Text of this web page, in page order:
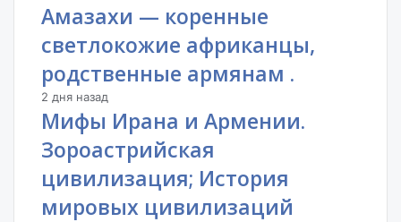
Амазахи — коренные
светлокожие африканцы,
родственные армянам .
2 дня назад
Мифы Ирана и Армении.
Зороастрийская
цивилизация; История
мировых цивилизаций